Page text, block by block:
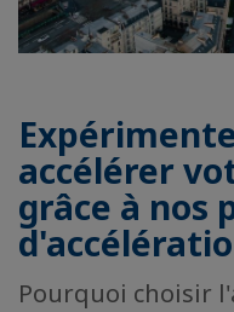
accélérer
grâce à nos
Pourquoi choisir